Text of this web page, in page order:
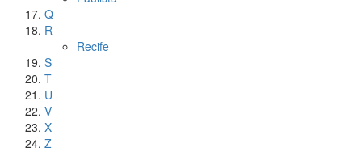
Q
R
Recife
S
T
U
V
X
Z